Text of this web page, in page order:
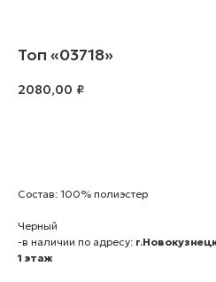
Топ «03718»
2080,00 ₽
Состав: 100% полиэстер
Черный
-в наличии по адресу:
1 этаж